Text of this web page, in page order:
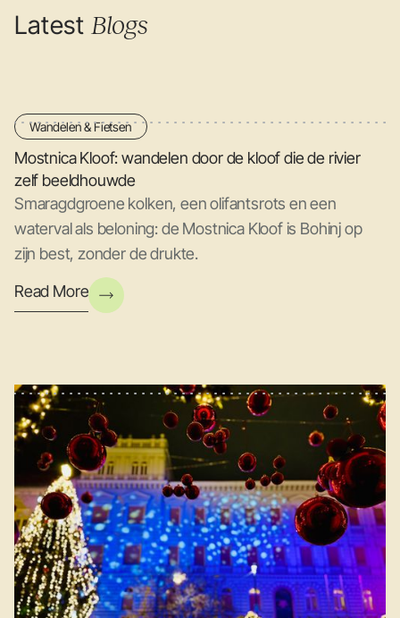
Latest Blogs
Wandelen & Fietsen
Mostnica Kloof: wandelen door de kloof die de rivier
zelf beeldhouwde
Smaragdgroene kolken, een olifantsrots en een
waterval als beloning: de Mostnica Kloof is Bohinj op
zijn best, zonder de drukte.
Read More